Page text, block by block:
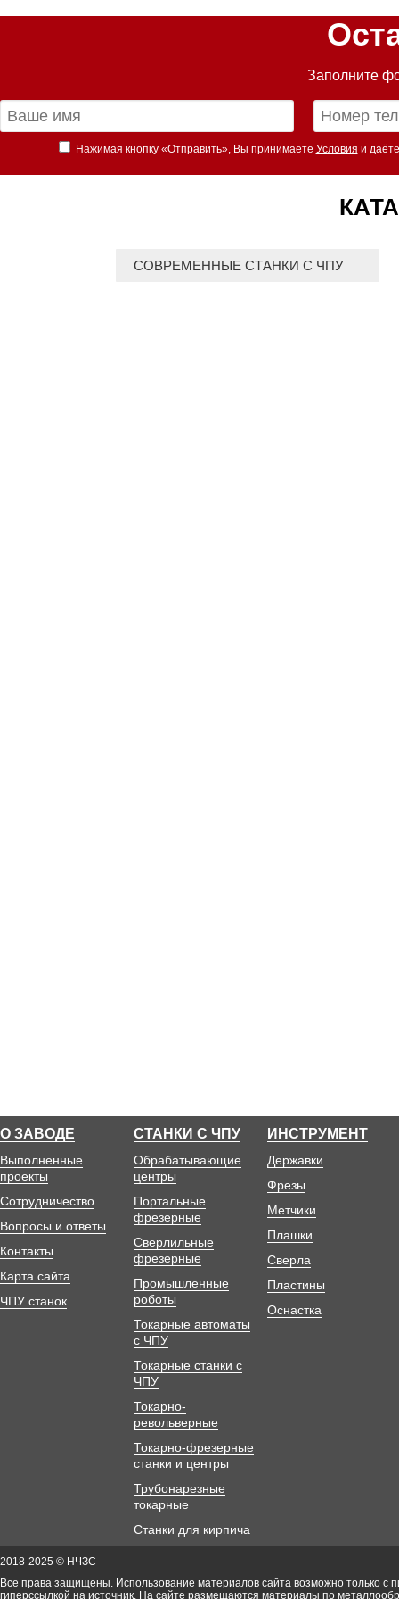
Заполните
Нажимая кнопку «Отправить», Вы принимаете Условия и
СОВРЕМЕННЫЕ СТАНКИ С ЧПУ
О ЗАВОДЕ
Выполненные
проекты
Сотрудничество
Вопросы и ответы
Контакты
Карта сайта
ЧПУ станок
СТАНКИ С ЧПУ
Обрабатывающие
центры
Портальные
фрезерные
Сверлильные
фрезерные
Промышленные
роботы
Токарные автоматы
с ЧПУ
Токарные станки с
ЧПУ
Токарно-
револьверные
Токарно-фрезерные
станки и центры
Трубонарезные
токарные
Станки для кирпича
ИНСТРУМЕНТ
Державки
Фрезы
Метчики
Плашки
Сверла
Пластины
Оснастка
2018-2025 © НЧЗС
Все права защищены. Использование материалов сайта возможно только с
гиперссылкой на источник. На сайте размещаются материалы по